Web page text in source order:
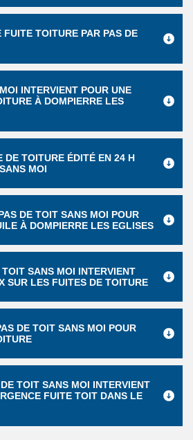
FUITE TOITURE PAR PAS DE
INTERVIENT POUR UNE
À DOMPIERRE LES
DE TOITURE ÉDITÉ EN 24 H
MOI
DE TOIT SANS MOI POUR
À DOMPIERRE LES EGLISES
SANS MOI INTERVIENT
SUR LES FUITES DE TOITURE
DE TOIT SANS MOI POUR
TOIT SANS MOI INTERVIENT
FUITE TOIT DANS LE